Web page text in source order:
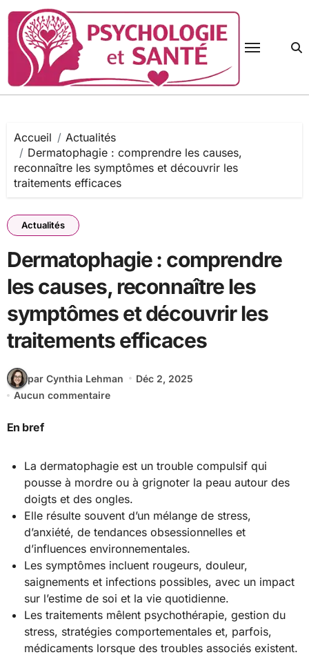
contenu
Accueil
Actualités
Dermatophagie : comprendre les causes,
reconnaître les symptômes et découvrir les
traitements efficaces
Actualités
Dermatophagie : comprendre
les causes, reconnaître les
symptômes et découvrir les
traitements efficaces
par Cynthia Lehman
Déc 2, 2025
Aucun commentaire
En bref
La dermatophagie est un trouble compulsif qui
pousse à mordre ou à grignoter la peau autour des
doigts et des ongles.
Elle résulte souvent d’un mélange de stress,
d’anxiété, de tendances obsessionnelles et
d’influences environnementales.
Les symptômes incluent rougeurs, douleur,
saignements et infections possibles, avec un impact
sur l’estime de soi et la vie quotidienne.
Les traitements mêlent psychothérapie, gestion du
stress, stratégies comportementales et, parfois,
médicaments lorsque des troubles associés existent.